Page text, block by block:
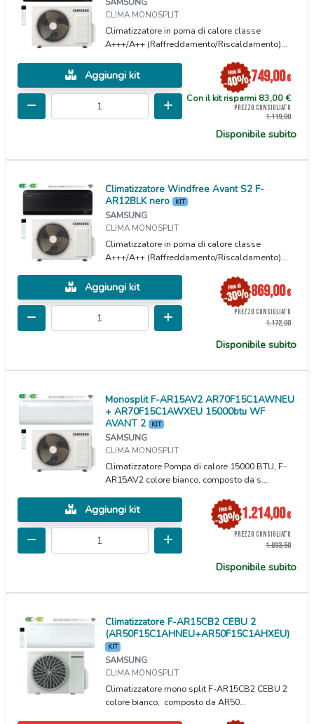
CLIMA MONOSPLIT
Climatizzatore in poma di calore classe
A+++/A++ (Raffreddamento/Riscaldamento)...
Aggiungi kit 749,00€
Con il kit risparmi 83,00 €
PREZZO CONSIGLIATO
1.119,00
Disponibile subito
Climatizzatore Windfree Avant S2 F-
AR12BLK nero KIT
SAMSUNG
CLIMA MONOSPLIT
Climatizzatore in poma di calore classe
A+++/A++ (Raffreddamento/Riscaldamento)...
Aggiungi kit 869,00€
PREZZO CONSIGLIATO
1.172,00
Disponibile subito
Monosplit F-AR15AV2 AR70F15C1AWNEU
+ AR70F15C1AWXEU 15000btu WF
AVANT 2 KIT
SAMSUNG
CLIMA MONOSPLIT
Climatizzatore Pompa di calore 15000 BTU, F-
AR15AV2 colore bianco, composto da s...
Aggiungi kit 1.214,00€
PREZZO CONSIGLIATO
1.693,50
Disponibile subito
Climatizzatore F-AR15CB2 CEBU 2
(AR50F15C1AHNEU+AR50F15C1AHXEU)
KIT
SAMSUNG
CLIMA MONOSPLIT
Climatizzatore mono split F-AR15CB2 CEBU 2
colore bianco, composto da AR50...